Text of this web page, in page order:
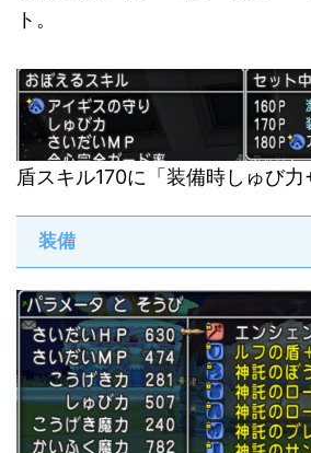
ト。
盾スキル170に「装備時しゅび力
装備